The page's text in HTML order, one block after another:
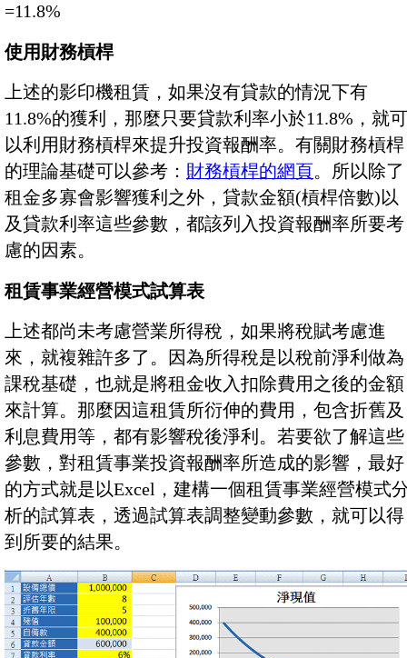
=11.8%
使用財務槓桿
上述的影印機租賃，如果沒有貸款的情況下有
11.8%的獲利，那麼只要貸款利率小於11.8%，就可
以利用財務槓桿來提升投資報酬率。有關財務槓桿
的理論基礎可以參考： 財務槓桿的網頁。所以除了
租金多寡會影響獲利之外，貸款金額(槓桿倍數)以
及貸款利率這些參數，都該列入投資報酬率所要考
慮的因素。
租賃事業經營模式試算表
上述都尚未考慮營業所得稅，如果將稅賦考慮進
來，就複雜許多了。因為所得稅是以稅前淨利做為
課稅基礎，也就是將租金收入扣除費用之後的金額
來計算。那麼因這租賃所衍伸的費用，包含折舊及
利息費用等，都有影響稅後淨利。若要欲了解這些
參數，對租賃事業投資報酬率所造成的影響，最好
的方式就是以Excel，建構一個租賃事業經營模式
析的試算表，透過試算表調整變動參數，就可以得
到所要的結果。